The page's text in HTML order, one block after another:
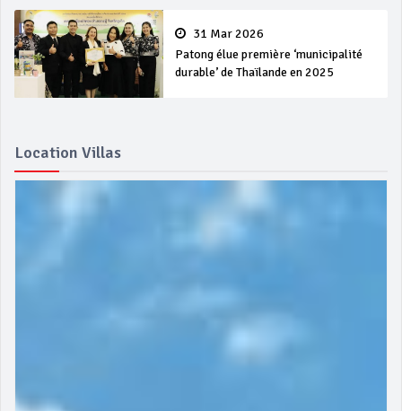
31 Mar 2026
Patong élue première ‘municipalité
durable’ de Thaïlande en 2025
Location Villas